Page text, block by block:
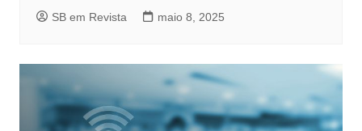
SB em Revista maio 8, 2025